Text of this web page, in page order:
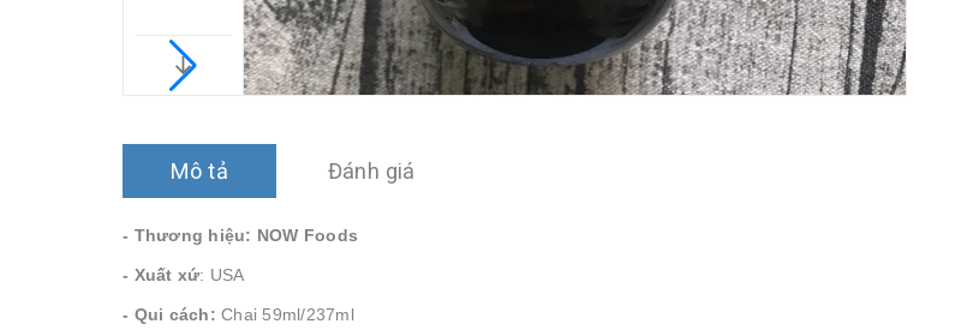
Mô tả Đánh giá
- Thương hiệu: NOW Foods
- Xuất xứ: USA
- Qui cách: Chai 59ml/237ml